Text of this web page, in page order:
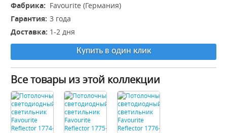
Фабрика: Favourite (Германия)
Гарантия: 3 года
Доставка: 1-2 дня
Купить в один клик
Все товары из этой коллекции